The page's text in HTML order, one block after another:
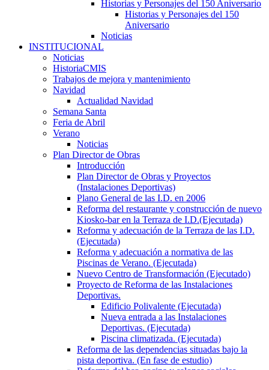
Historias y Personajes del 150 Aniversario
Historias y Personajes del 150
Aniversario
Noticias
INSTITUCIONAL
Noticias
HistoriaCMIS
Trabajos de mejora y mantenimiento
Navidad
Actualidad Navidad
Semana Santa
Feria de Abril
Verano
Noticias
Plan Director de Obras
Introducción
Plan Director de Obras y Proyectos
(Instalaciones Deportivas)
Plano General de las I.D. en 2006
Reforma del restaurante y construcción de nuevo
Kiosko-bar en la Terraza de I.D.(Ejecutada)
Reforma y adecuación de la Terraza de las I.D.
(Ejecutada)
Reforma y adecuación a normativa de las
Piscinas de Verano. (Ejecutada)
Nuevo Centro de Transformación (Ejecutado)
Proyecto de Reforma de las Instalaciones
Deportivas.
Edificio Polivalente (Ejecutada)
Nueva entrada a las Instalaciones
Deportivas. (Ejecutada)
Piscina climatizada. (Ejecutada)
Reforma de las dependencias situadas bajo la
pista deportiva. (En fase de estudio)